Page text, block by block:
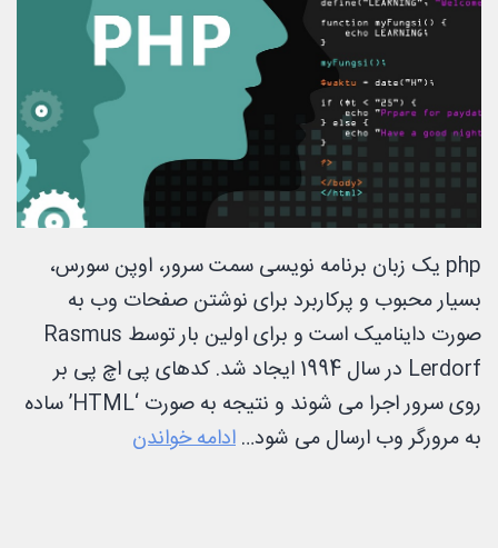
php یک زبان برنامه نویسی سمت سرور، اوپن سورس،
بسیار محبوب و پرکاربرد برای نوشتن صفحات وب به
صورت داینامیک است و برای اولین بار توسط Rasmus
Lerdorf در سال 1994 ایجاد شد. کدهای پی اچ پی بر
روی سرور اجرا می شوند و نتیجه به صورت ‘HTML’ ساده
به مرورگر وب ارسال می شود… ادامه خواندن